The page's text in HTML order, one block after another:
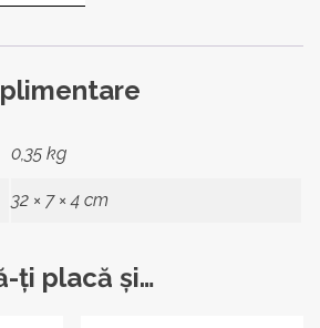
0,35 kg
32 × 7 × 4 cm
ți placă și…